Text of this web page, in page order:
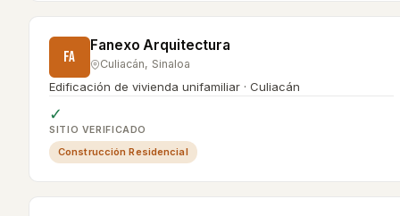
FA
Fanexo Arquitectura
Culiacán, Sinaloa
Edificación de vivienda unifamiliar · Culiacán
✓
SITIO VERIFICADO
Construcción Residencial